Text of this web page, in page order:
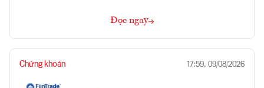
Đọc ngay
Chứng khoán 17:59, 09/08/2026